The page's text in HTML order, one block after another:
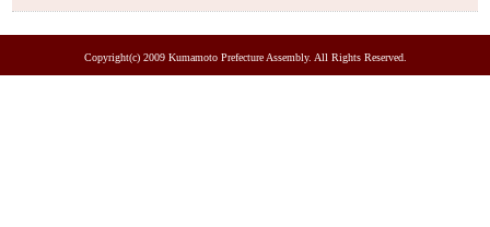
Copyright(c) 2009 Kumamoto Prefecture Assembly. All Rights Reserved.